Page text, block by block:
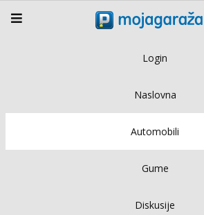
Login
Naslovna
Automobili
Gume
Diskusije